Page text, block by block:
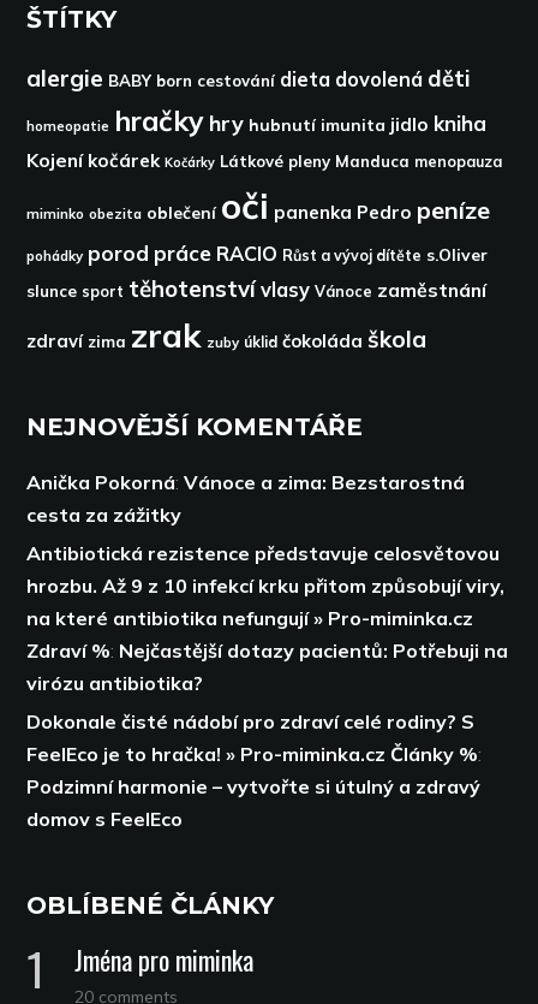
ŠTÍTKY
alergie BABY born cestování dieta dovolená děti
homeopatie hračky hry hubnutí imunita jidlo kniha
Kojení kočárek Kočárky Látkové pleny Manduca menopauza
miminko obezita oblečení oči panenka Pedro peníze
pohádky porod práce RACIO Růst a vývoj dítěte s.Oliver
slunce sport těhotenství vlasy Vánoce zaměstnání
zdraví zima zrak zuby úklid čokoláda škola
NEJNOVĚJŠÍ KOMENTÁŘE
Anička Pokorná:Vánoce a zima: Bezstarostná
cesta za zážitky
Antibiotická rezistence představuje celosvětovou
hrozbu. Až 9 z 10 infekcí krku přitom způsobují viry,
na které antibiotika nefungují » Pro-miminka.cz
Zdraví %: Nejčastější dotazy pacientů: Potřebuji na
virózu antibiotika?
Dokonale čisté nádobí pro zdraví celé rodiny? S
FeelEco je to hračka! » Pro-miminka.cz Články %:
Podzimní harmonie – vytvořte si útulný a zdravý
domov s FeelEco
OBLÍBENÉ ČLÁNKY
Jména pro miminka
20 comments